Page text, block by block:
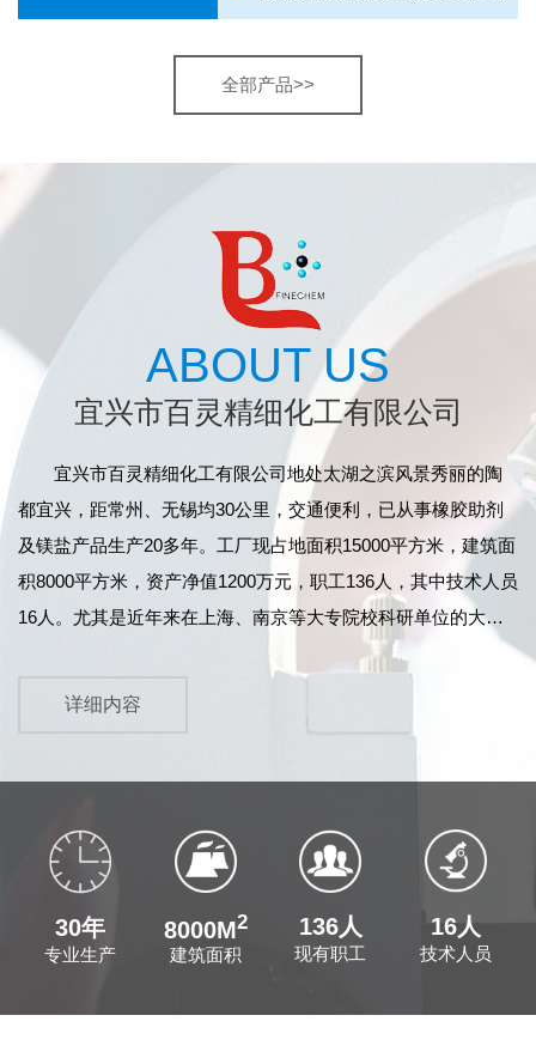
全部产品>>
ABOUT US
宜兴市百灵精细化工有限公司
宜兴市百灵精细化工有限公司地处太湖之滨风景秀丽的陶
都宜兴，距常州、无锡均30公里，交通便利，已从事橡胶助剂
及镁盐产品生产20多年。工厂现占地面积15000平方米，建筑面
积8000平方米，资产净值1200万元，职工136人，其中技术人员
16人。尤其是近年来在上海、南京等大专院校科研单位的大力
协作和江苏鹏鹞药业有限公司的指导下，产品技术力量及质量
详细内容
30年
专业生产
8000M2
建筑面积
136人
现有职工
16人
技术人员